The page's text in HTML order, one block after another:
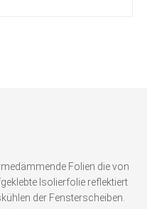
Folien die von
Isolierfolie reflektiert
der Fensterscheiben.